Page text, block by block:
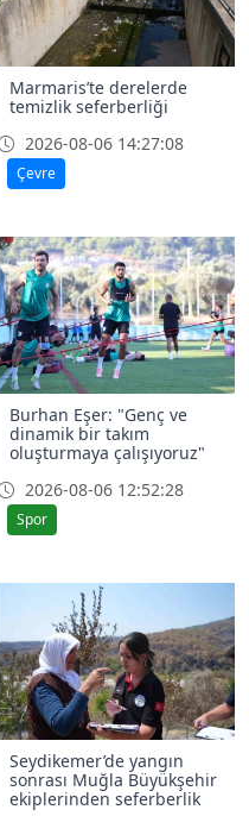
Marmaris’te derelerde
temizlik seferberliği
2026-08-06 14:27:08
Çevre
Burhan Eşer: "Genç ve
dinamik bir takım
oluşturmaya çalışıyoruz"
2026-08-06 12:52:28
Spor
Seydikemer’de yangın
sonrası Muğla Büyükşehir
ekiplerinden seferberlik